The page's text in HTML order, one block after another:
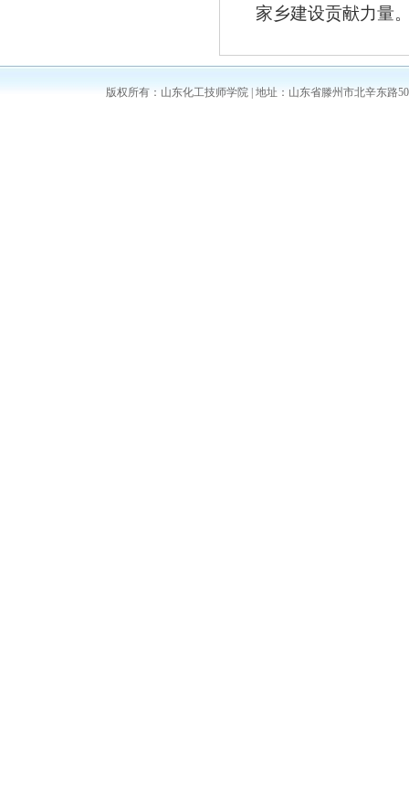
家乡建设贡献力量
版权所有：山东化工技师学院 | 地址：山东省滕州市北辛东路